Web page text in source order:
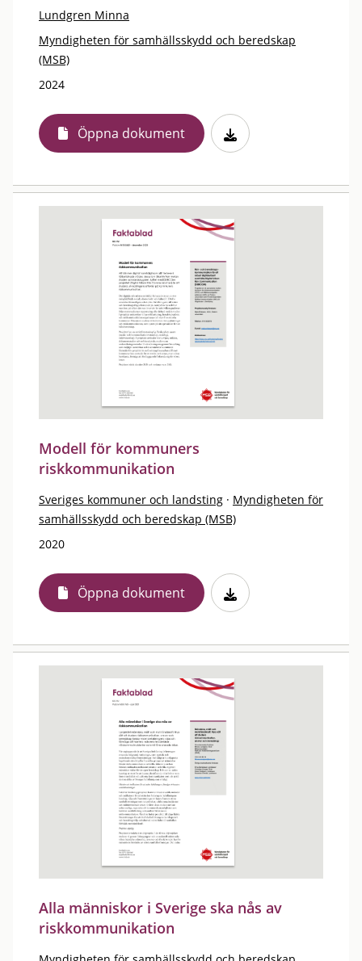
Lundgren Minna
Myndigheten för samhällsskydd och beredskap
(MSB)
2024
Öppna dokument
Modell för kommuners
riskkommunikation
Sveriges kommuner och landsting · Myndigheten för
samhällsskydd och beredskap (MSB)
2020
Öppna dokument
Alla människor i Sverige ska nås av
riskkommunikation